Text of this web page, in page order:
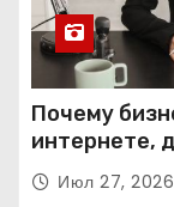
Почему
интернете,
Июл 27, 2026